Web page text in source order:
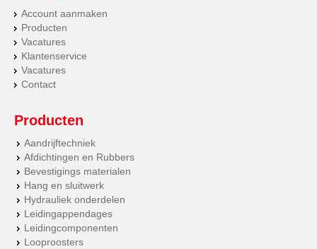
Account aanmaken
Producten
Vacatures
Klantenservice
Vacatures
Contact
Producten
Aandrijftechniek
Afdichtingen en Rubbers
Bevestigings materialen
Hang en sluitwerk
Hydrauliek onderdelen
Leidingappendages
Leidingcomponenten
Looproosters